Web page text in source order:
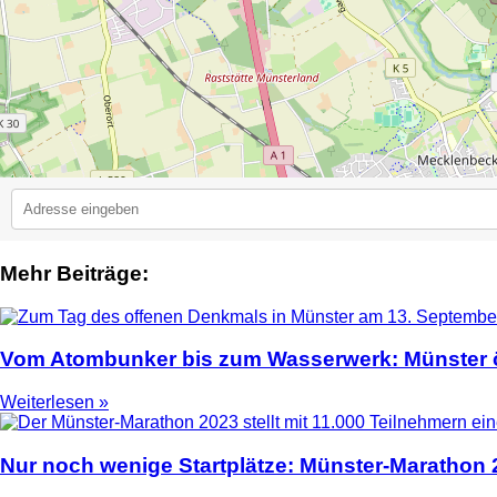
Mehr Beiträge:
Vom Atombunker bis zum Wasserwerk: Münster
Weiterlesen »
Nur noch wenige Startplätze: Münster-Marathon